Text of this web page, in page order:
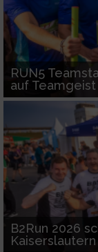
RUN5
auf Teamgeist
B2Run 2026